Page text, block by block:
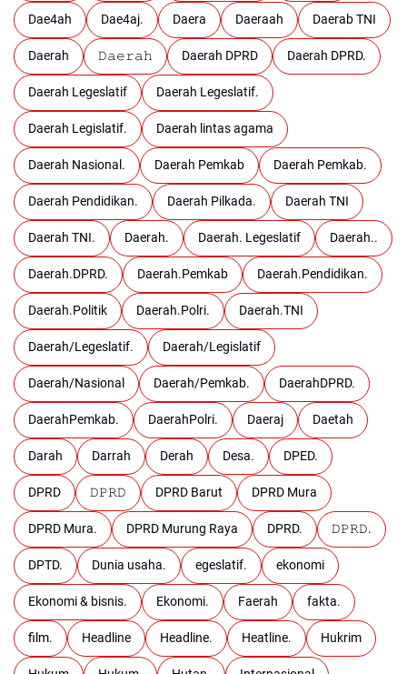
Dae4ah Dae4aj. Daera Daeraah Daerab TNI
Daerah 𝙳𝚊𝚎𝚛𝚊𝚑 Daerah DPRD Daerah DPRD.
Daerah Legeslatif Daerah Legeslatif.
Daerah Legislatif. Daerah lintas agama
Daerah Nasional. Daerah Pemkab Daerah Pemkab.
Daerah Pendidikan. Daerah Pilkada. Daerah TNI
Daerah TNI. Daerah. Daerah. Legeslatif Daerah..
Daerah.DPRD. Daerah.Pemkab Daerah.Pendidikan.
Daerah.Politik Daerah.Polri. Daerah.TNI
Daerah/Legeslatif. Daerah/Legislatif
Daerah/Nasional Daerah/Pemkab. DaerahDPRD.
DaerahPemkab. DaerahPolri. Daeraj Daetah
Darah Darrah Derah Desa. DPED.
DPRD 𝙳𝙿𝚁𝙳 DPRD Barut DPRD Mura
DPRD Mura. DPRD Murung Raya DPRD. 𝙳𝙿𝚁𝙳.
DPTD. Dunia usaha. egeslatif. ekonomi
Ekonomi & bisnis. Ekonomi. Faerah fakta.
film. Headline Headline. Heatline. Hukrim